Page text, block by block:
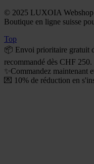
© 2025 LUXOIA Webshop
Boutique en ligne suisse
Top
📦 Envoi prioritaire gratuit
recommandé dès CHF 250.
✨Commandez maintenant
💌 10% de réduction en